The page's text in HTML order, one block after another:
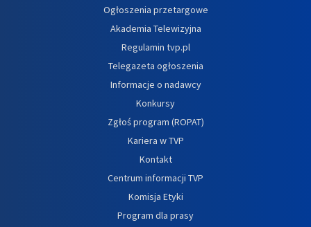
Ogłoszenia przetargowe
Akademia Telewizyjna
Regulamin tvp.pl
Telegazeta ogłoszenia
Informacje o nadawcy
Konkursy
Zgłoś program (ROPAT)
Kariera w TVP
Kontakt
Centrum informacji TVP
Komisja Etyki
Program dla prasy